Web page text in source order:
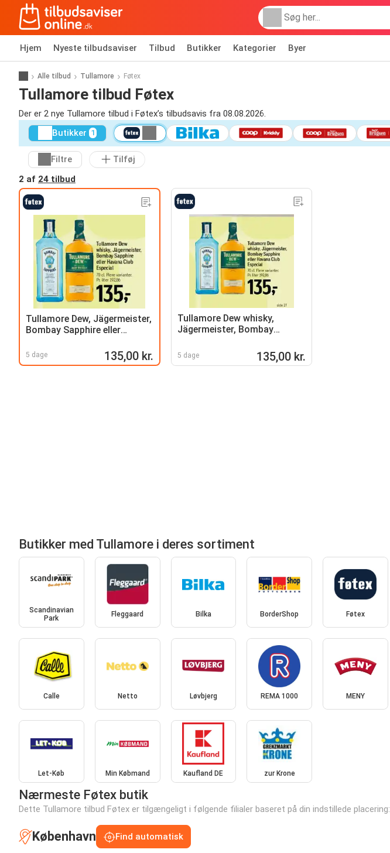
Hjem Nyeste tilbudsaviser Tilbud Butikker Kategorier Byer
Alle tilbud Tullamore Føtex
Tullamore tilbud Føtex
Der er 2 nye Tullamore tilbud i Føtex’s tilbudsavis fra 08.08.2026.
Butikker 1
Filtre
Tilføj
2 af 24 tilbud
Tullamore Dew, Jägermeister,
Bombay Sapphire eller
5 dage 135,00 kr.
Tullamore Dew whisky,
Jägermeister, Bombay
Especial
5 dage 135,00 kr.
Butikker med Tullamore i deres sortiment
Scandinavian
Park
Fleggaard Bilka BorderShop Føtex
Calle Netto Løvbjerg REMA 1000 MENY
Let-Køb Min Købmand Kaufland DE zur Krone
Nærmeste Føtex butik
Dette Tullamore tilbud Føtex er tilgængeligt i følgende filialer baseret på din indstillede placering:
København Find automatisk